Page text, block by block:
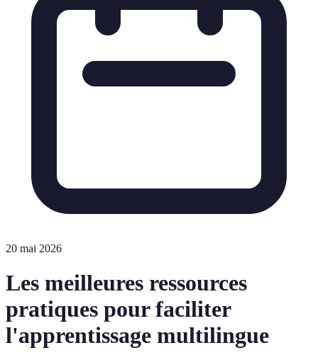
20 mai 2026
Les meilleures ressources
pratiques pour faciliter
l'apprentissage multilingue